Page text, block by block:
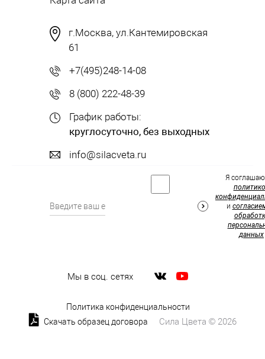
г.Москва, ул.Кантемировская
61
+7(495)248-14-08
8 (800) 222-48-39
График работы:
круглосуточно, без выходных
info@silacveta.ru
Мы в соц. сетях
Я
и
данных
Политика конфиденциальности
Скачать образец договора
Сила Цвета © 2026